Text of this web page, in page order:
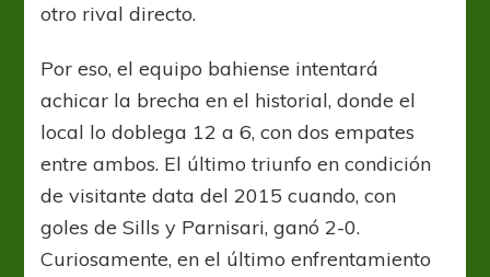
otro rival directo.
Por eso, el equipo bahiense intentará
achicar la brecha en el historial, donde el
local lo doblega 12 a 6, con dos empates
entre ambos. El último triunfo en condición
de visitante data del 2015 cuando, con
goles de Sills y Parnisari, ganó 2-0.
Curiosamente, en el último enfrentamiento